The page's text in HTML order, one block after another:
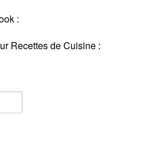
:
Recettes de Cuisine :